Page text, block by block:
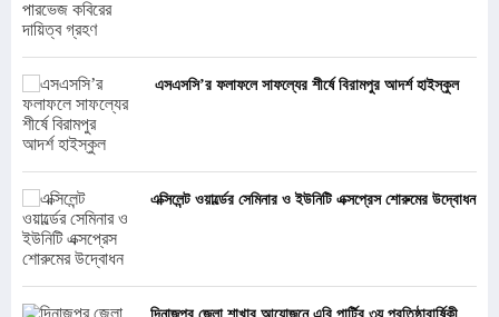
এসএসসি’র ফলাফলে সাফল্যের শীর্ষে বিরামপুর আদর্শ হাইস্কুল
এক্সিলেন্ট ওয়ার্ল্ডের সেমিনার ও ইউনিটি এক্সপ্রেস শোরুমের উদ্বোধন